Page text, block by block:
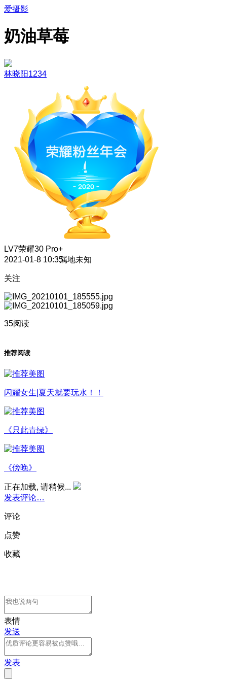
爱摄影
奶油草莓
林晓阳1234
LV7荣耀30 Pro+
2021-01-8 10:35属地未知
关注
35阅读
推荐阅读
闪耀女生|夏天就要玩水！！
《只此青绿》
《傍晚》
正在加载, 请稍候...
发表评论…
评论
点赞
收藏
表情
发送
发表